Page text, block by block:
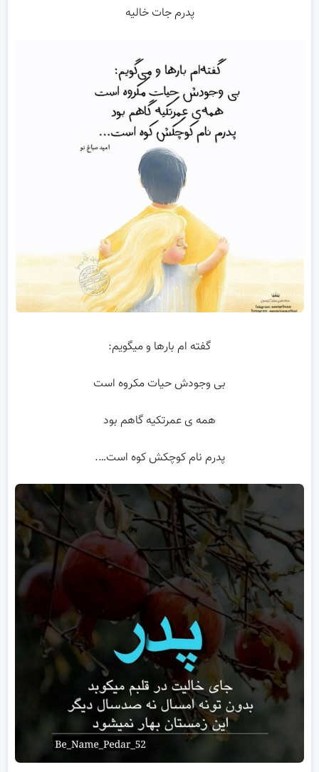
پدرم جات خالیه
گفته ام بارها و میگویم:
بی وجودش حیات مکروه است
همه ی عمرتکیه گاهم بود
پدرم نام کوچکش کوه است….